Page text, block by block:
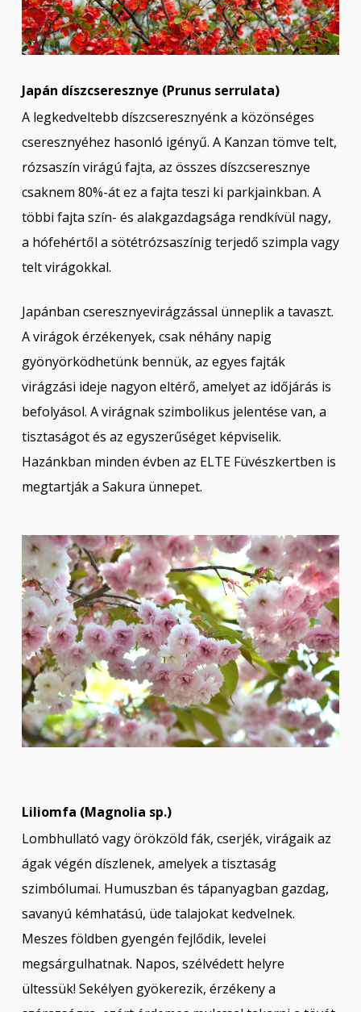
Japán díszcseresznye (Prunus serrulata)
A legkedveltebb díszcseresznyénk a közönséges
cseresznyéhez hasonló igényű. A Kanzan tömve telt,
rózsaszín virágú fajta, az összes díszcseresznye
csaknem 80%-át ez a fajta teszi ki parkjainkban. A
többi fajta szín- és alakgazdagsága rendkívül nagy,
a hófehértől a sötétrózsaszínig terjedő szimpla vagy
telt virágokkal.
Japánban cseresznyevirágzással ünneplik a tavaszt.
A virágok érzékenyek, csak néhány napig
gyönyörködhetünk bennük, az egyes fajták
virágzási ideje nagyon eltérő, amelyet az időjárás is
befolyásol. A virágnak szimbolikus jelentése van, a
tisztaságot és az egyszerűséget képviselik.
Hazánkban minden évben az ELTE Füvészkertben is
megtartják a Sakura ünnepet.
Liliomfa (Magnolia sp.)
Lombhullató vagy örökzöld fák, cserjék, virágaik az
ágak végén díszlenek, amelyek a tisztaság
szimbólumai. Humuszban és tápanyagban gazdag,
savanyú kémhatású, üde talajokat kedvelnek.
Meszes földben gyengén fejlődik, levelei
megsárgulhatnak. Napos, szélvédett helyre
ültessük! Sekélyen gyökerezik, érzékeny a